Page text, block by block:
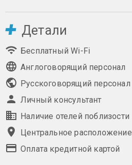
Детали
Бесплатный Wi-Fi
Англоговорящий персонал
Русскоговорящий персонал
Личный консультант
Наличие отелей поблизости
Центральное расположение
Оплата кредитной картой